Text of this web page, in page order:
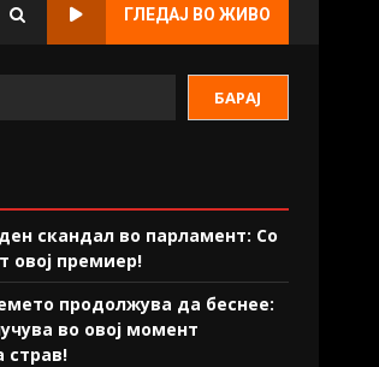
ГЛЕДАЈ ВО ЖИВО
БАРАЈ
скандал во парламент: Со
овој премиер!
продолжува да беснее:
во овој момент
страв!